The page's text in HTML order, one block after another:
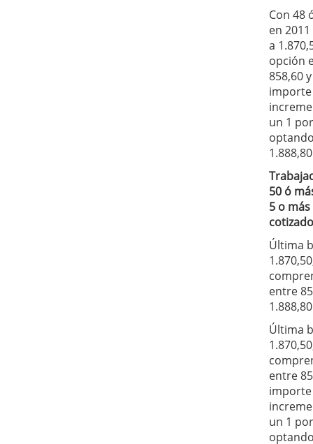
Con 48
en
a
opción
858,60
importe
un 1
50 ó
5 o
Última
entre
Última
entre
importe
un 1